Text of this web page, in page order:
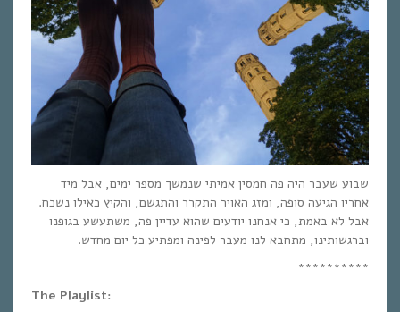
שבוע שעבר היה פה חמסין אמיתי שנמשך מספר ימים, אבל מיד
אחריו הגיעה סופה, ומזג האויר התקרר והתגשם, והקיץ כאילו נשכח.
אבל לא באמת, כי אנחנו יודעים שהוא עדיין פה, משתעשע בגופנו
וברגשותינו, ​מתחבא לנו מעבר לפינה ומפתיע כל יום מחדש.
**********
The Playlist: